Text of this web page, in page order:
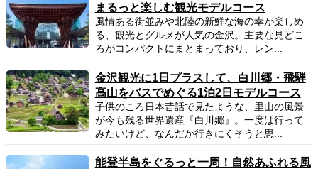
まるっと楽しむ観光モデルコース
風情ある街並みや北陸の新鮮な海の幸が楽しめ
る、観光とグルメが人気の金沢。主要な見どこ
ろがコンパクトにまとまっており、レン...
金沢観光に1日プラスして、白川郷・飛騨
高山をバスでめぐる1泊2日モデルコース
子供のころ日本昔話で見たような、里山の風景
が今も残る世界遺産『白川郷』。一度は行って
みたいけど、なんだか行きにくそうと思...
能登半島をぐるっと一周！自然あふれる風